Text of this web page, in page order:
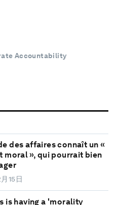
Accountability
des affaires connaît un «
moral », qui pourrait bien
15日
is having a 'morality